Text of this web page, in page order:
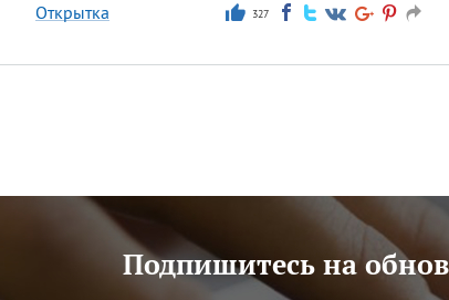
Открытка 327
Подпишитесь на